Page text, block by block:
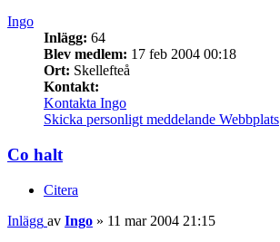
Ingo
Inlägg: 64
Blev medlem: 17 feb 2004 00:18
Ort: Skellefteå
Kontakt:
Kontakta Ingo
Skicka personligt meddelande Webbplats
Co halt
Citera
Inlägg av Ingo » 11 mar 2004 21:15